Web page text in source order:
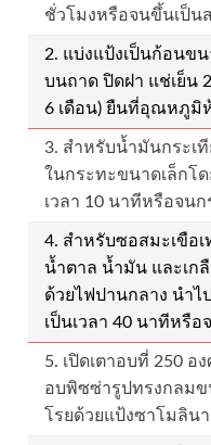
ชั่วโมงหรือจนขึ้นเป็น
2. แบ่งแป้งเป็นก้อนข
บนถาด ปิดฝา แช่เย็น
6 เดือน) ยืนที่อุณหภูมิ
3. สำหรับน้ำมันกระเ
ในกระทะขนาดเล็กโ
เวลา 10 นาทีหรือจน
4. สำหรับซอสมะเขือ
น้ำตาล น้ำมัน และเก
ด้วยไฟปานกลาง นำไ
เป็นเวลา 40 นาทีหรือ
5. เปิดเตาอบที่ 250
อบพิซซ่ารูปทรงกลม
โรยด้วยแป้งซาโมลินา